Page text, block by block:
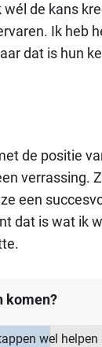
wél de kans
Ik heb
dat is hun
de positie
verrassing.
een
dat is wat ik
komen?
wel